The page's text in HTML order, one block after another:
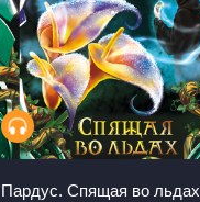
Пардус. Спящая во льдах